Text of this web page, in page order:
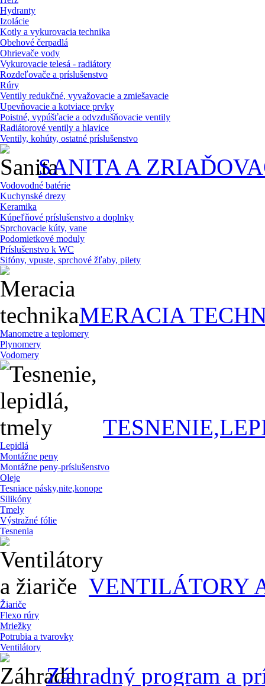
Hydranty
Izolácie
Kotly a vykurovacia technika
Obehové čerpadlá
Ohrievače vody
Vykurovacie telesá - radiátory
Rozdeľovače a príslušenstvo
Rúry
Ventily redukčné, vyvažovacie a zmiešavacie
Upevňovacie a kotviace prvky
Poistné, vypúšťacie a odvzdušňovacie ventily
Radiátorové ventily a hlavice
Ventily, kohúty, ostatné príslušenstvo
SANITA A
Vodovodné batérie
Kuchynské drezy
Keramika
Kúpeľňové príslušenstvo a doplnky
Sprchovacie kúty, vane
Podomietkové moduly
Príslušenstvo k WC
Sifóny, vpuste, sprchové žľaby, pilety
MERACIA
Manometre a teplomery
Plynomery
Vodomery
Lepidlá
Montážne peny
Montážne peny-príslušenstvo
Oleje
Tesniace pásky,nite,konope
Silikóny
Tmely
Výstražné fólie
Tesnenia
VENTILÁTORY
Žiariče
Flexo rúry
Mriežky
Potrubia a tvarovky
Ventilátory
Záhradný program a